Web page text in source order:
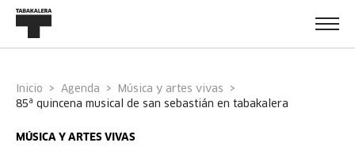
Inicio Agenda
Música y artes vivas
85ª quincena musical de san sebastián en tabakalera
MÚSICA Y ARTES VIVAS